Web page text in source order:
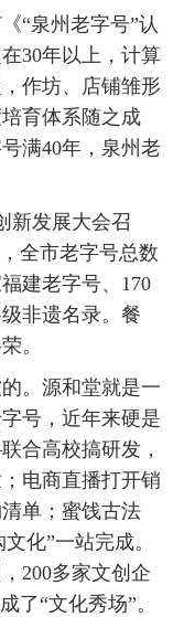
“泉州老字号”认
30年以上，计算
作坊、店铺雏形
育体系随之成
满40年，泉州老
新发展大会召
全市老字号总数
建老字号、170
非遗名录。餐
。
。源和堂就是一
号，近年来硬是
合高校搞研发，
电商直播打开销
单；蜜饯古法
化”一站完成。
200多家文创企
了“文化秀场”。